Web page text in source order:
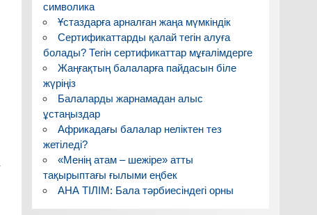
символика
Ұстаздарға арналған жаңа мүмкіндік
Сертификаттарды қалай тегін алуға
болады? Тегін сертификаттар мұғалімдерге
Жаңғақтың балаларға пайдасын біле
жүріңіз
Балаларды жарнамадан алыс
ұстаңыздар
Африкадағы балалар неліктен тез
жетіледі?
«Менің атам – шежіре» атты
тақырыптағы ғылыми еңбек
АНА ТІЛІМ: Бала тәрбиесіндегі орны